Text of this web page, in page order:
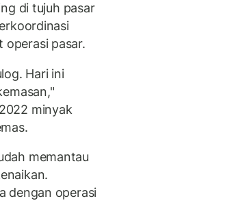
di tujuh pasar
operasi pasar.
Hari ini
minyak
memantau
dengan operasi